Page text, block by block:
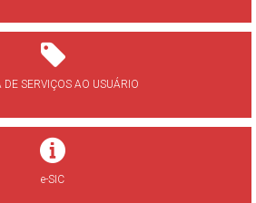
DE SERVIÇOS AO USUÁRIO
e-SIC